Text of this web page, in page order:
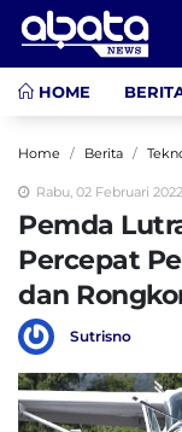
HOME
Home Berita
Rabu, 02 Februari 2022
Pemda
Percepat
dan
Sutrisno